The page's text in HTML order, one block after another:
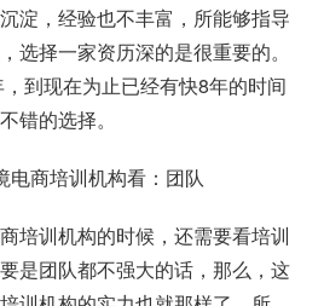
淀，经验也不丰富，所能够指导
选择一家资历深的是很重要的。
到现在为止已经有快8年的时间
错的选择。
电商培训机构看：团队
培训机构的时候，还需要看培训
是团队都不强大的话，那么，这